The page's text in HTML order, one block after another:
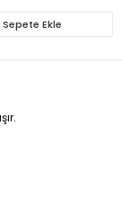
Sepete Ekle